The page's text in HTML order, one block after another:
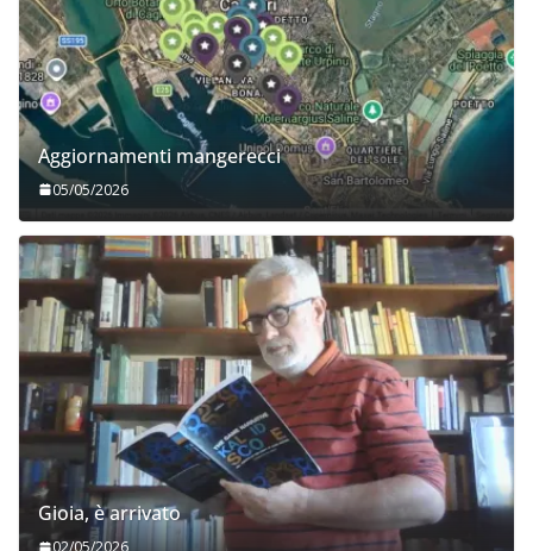
Aggiornamenti mangerecci
05/05/2026
Gioia, è arrivato